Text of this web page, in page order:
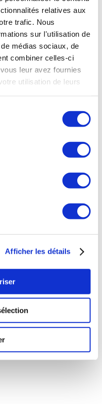
relatives aux
trafic. Nous
sur l'utilisation de
médias sociaux, de
combiner celles-ci
leur avez fournies
utilisation de leurs
Afficher les détails
propriétaire de
et un
son secteur
dévouement. Nous
nos clients une
et nous vous invitons
parcours et ses
exclusive. Pour
dans notre